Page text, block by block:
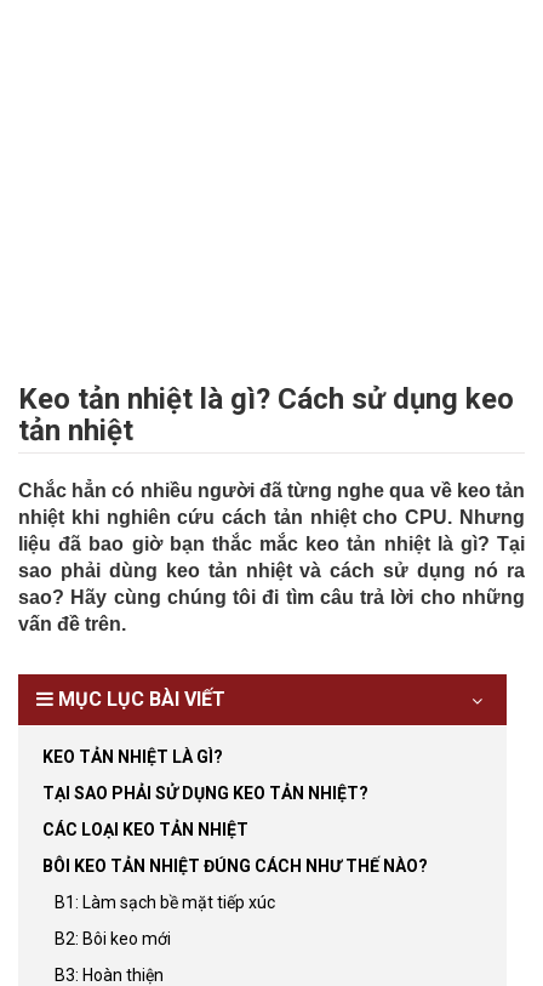
Keo tản nhiệt là gì? Cách sử dụng keo
tản nhiệt
Chắc hẳn có nhiều người đã từng nghe qua về keo tản
nhiệt khi nghiên cứu cách tản nhiệt cho CPU. Nhưng
liệu đã bao giờ bạn thắc mắc keo tản nhiệt là gì? Tại
sao phải dùng keo tản nhiệt và cách sử dụng nó ra
sao? Hãy cùng chúng tôi đi tìm câu trả lời cho những
vấn đề trên.
MỤC LỤC BÀI VIẾT
KEO TẢN NHIỆT LÀ GÌ?
TẠI SAO PHẢI SỬ DỤNG KEO TẢN NHIỆT?
CÁC LOẠI KEO TẢN NHIỆT
BÔI KEO TẢN NHIỆT ĐÚNG CÁCH NHƯ THẾ NÀO?
B1: Làm sạch bề mặt tiếp xúc
B2: Bôi keo mới
B3: Hoàn thiện